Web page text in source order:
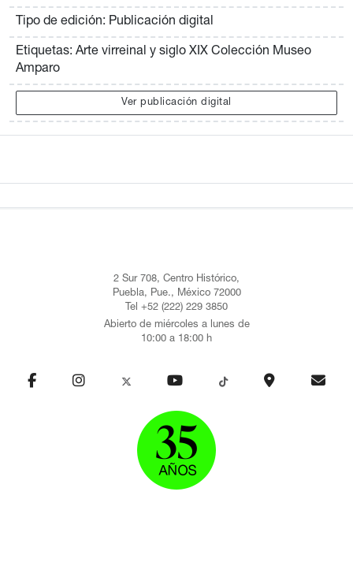
Tipo de edición: Publicación digital
Etiquetas: Arte virreinal y siglo XIX Colección Museo
Amparo
Ver publicación digital
2 Sur 708, Centro Histórico,
Puebla, Pue., México 72000
Tel +52 (222) 229 3850
Abierto de miércoles a lunes de
10:00 a 18:00 h